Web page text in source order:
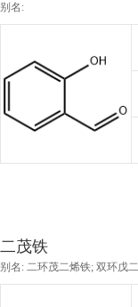
别名:
二茂铁
别名: 二环茂二烯铁; 双环戊